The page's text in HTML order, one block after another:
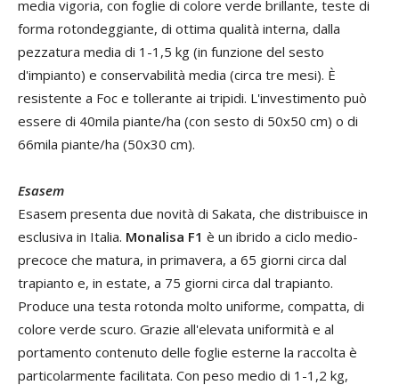
media vigoria, con foglie di colore verde brillante, teste di
forma rotondeggiante, di ottima qualità interna, dalla
pezzatura media di 1-1,5 kg (in funzione del sesto
d'impianto) e conservabilità media (circa tre mesi). È
resistente a Foc e tollerante ai tripidi. L'investimento può
essere di 40mila piante/ha (con sesto di 50x50 cm) o di
66mila piante/ha (50x30 cm).
Esasem
Esasem presenta due novità di Sakata, che distribuisce in
esclusiva in Italia. Monalisa F1 è un ibrido a ciclo medio-
precoce che matura, in primavera, a 65 giorni circa dal
trapianto e, in estate, a 75 giorni circa dal trapianto.
Produce una testa rotonda molto uniforme, compatta, di
colore verde scuro. Grazie all'elevata uniformità e al
portamento contenuto delle foglie esterne la raccolta è
particolarmente facilitata. Con peso medio di 1-1,2 kg,